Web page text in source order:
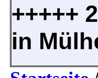
+++++
in